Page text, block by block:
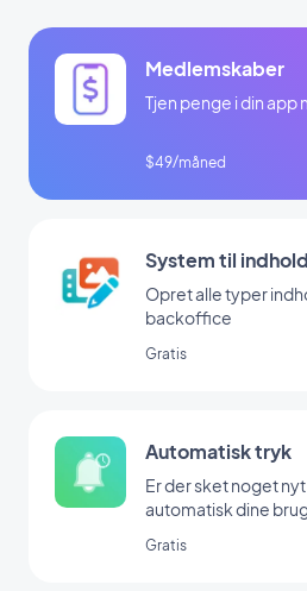
Medlemskaber
Tjen penge i din
$49/måned
System til
Opret alle typer
backoffice
Gratis
Automatisk tryk
Er der sket noget
automatisk dine
Gratis